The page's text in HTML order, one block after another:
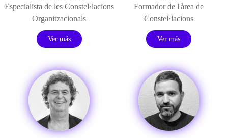
Especialista de les Constel·lacions
Organitzacionals
Ver más
Formador de l'àrea de
Constel·lacions
Ver más